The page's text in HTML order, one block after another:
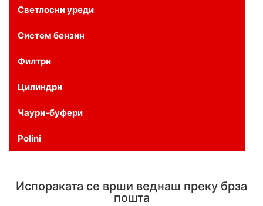
Светлосни уреди
Систем бензин
Филтри
Цилиндри
Чаури-буфери
Polini
Испораката се врши веднаш преку брза
пошта